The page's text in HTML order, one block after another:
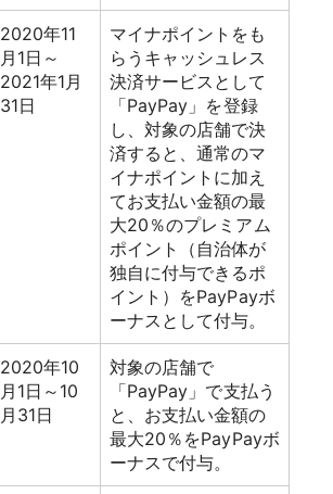
2020年11
月1日～
2021年1月
31日
マイナポイントをも
らうキャッシュレス
決済サービスとして
「PayPay」を登録
し、対象の店舗で決
済すると、通常のマ
イナポイントに加え
てお支払い金額の最
大20％のプレミアム
ポイント（自治体が
独自に付与できるポ
イント）をPayPayボ
ーナスとして付与。
2020年10
月1日～10
月31日
対象の店舗で
「PayPay」で支払う
と、お支払い金額の
最大20％をPayPayボ
ーナスで付与。